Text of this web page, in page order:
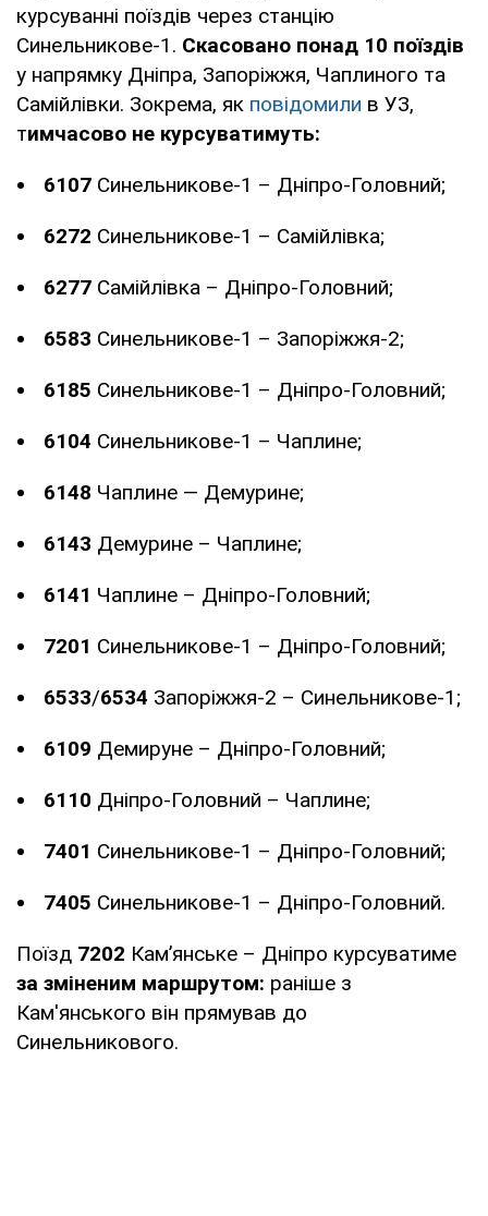
курсуванні поїздів через станцію
Синельникове-1. Скасовано понад 10 поїздів
у напрямку Дніпра, Запоріжжя, Чаплиного та
Самійлівки. Зокрема, як повідомили в УЗ,
тимчасово не курсуватимуть:
6107 Синельникове-1 – Дніпро-Головний;
6272 Синельникове-1 – Самійлівка;
6277 Самійлівка – Дніпро-Головний;
6583 Синельникове-1 – Запоріжжя-2;
6185 Синельникове-1 – Дніпро-Головний;
6104 Синельникове-1 – Чаплине;
6148 Чаплине — Демурине;
6143 Демурине – Чаплине;
6141 Чаплине – Дніпро-Головний;
7201 Синельникове-1 – Дніпро-Головний;
6533/6534 Запоріжжя-2 – Синельникове-1;
6109 Демируне – Дніпро-Головний;
6110 Дніпро-Головний – Чаплине;
7401 Синельникове-1 – Дніпро-Головний;
7405 Синельникове-1 – Дніпро-Головний.
Поїзд 7202 Камʼянське – Дніпро курсуватиме
за зміненим маршрутом: раніше з
Кам'янського він прямував до
Синельникового.